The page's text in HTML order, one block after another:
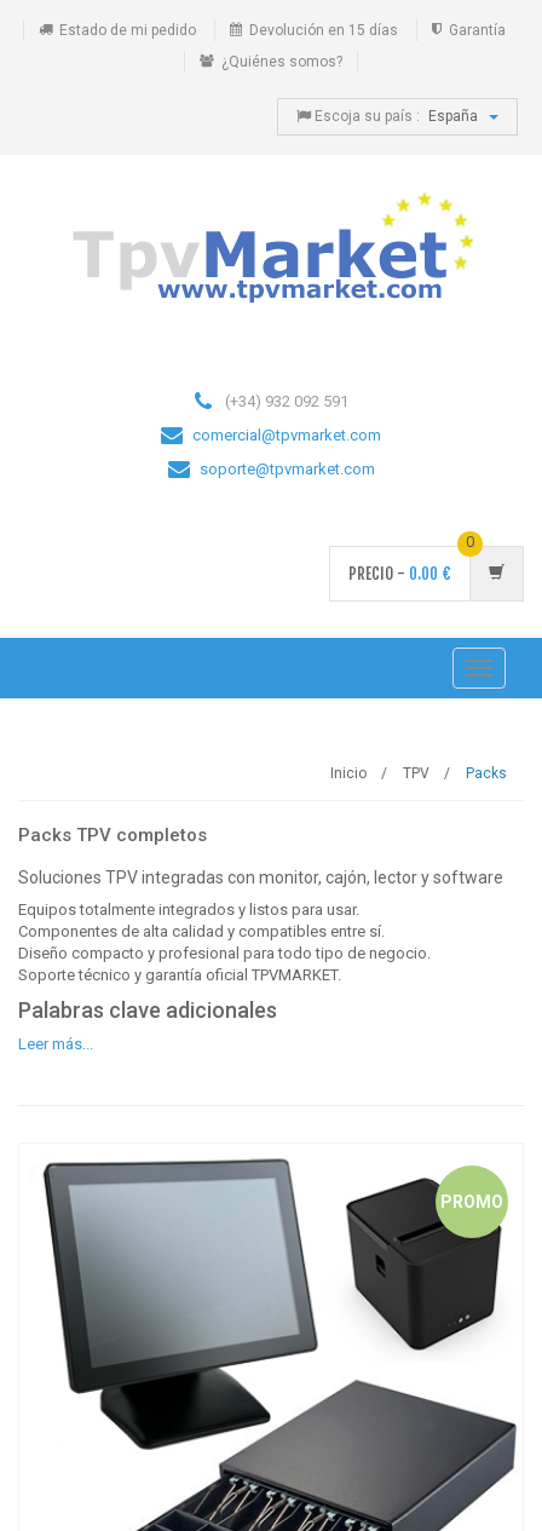
Estado de mi pedido Devolución en 15 días
Garantía
¿Quiénes somos?
Escoja su país : España
(+34) 932 092 591
comercial@tpvmarket.com
soporte@tpvmarket.com
PRECIO - 0.00 €
0
Toggle
Inicio TPV Packs
Packs TPV completos
Soluciones TPV integradas con monitor, cajón, lector y software
Equipos totalmente integrados y listos para usar.
Componentes de alta calidad y compatibles entre sí.
Diseño compacto y profesional para todo tipo de negocio.
Soporte técnico y garantía oficial TPVMARKET.
Palabras clave adicionales
Leer más...
PROMO